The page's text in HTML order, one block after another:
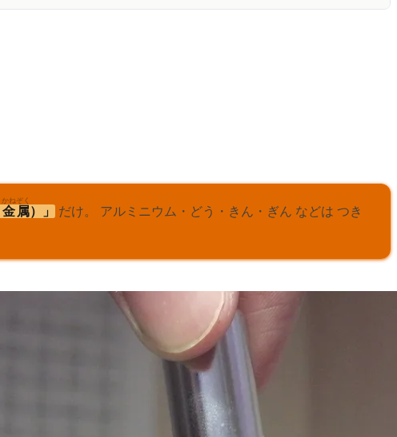
金
かね
属
ぞく
）」
だけ。 アルミニウム・どう・きん・ぎん などは つき